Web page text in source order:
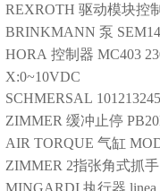
REXROTH 驱动模块控
BRINKMANN 泵
HORA 控制器 MC403
X:0~10VDC
SCHMERSAL
ZIMMER 缓冲止停
AIR TORQUE 气缸
ZIMMER 2指张角式抓手
MINGARDI 执行器 linea